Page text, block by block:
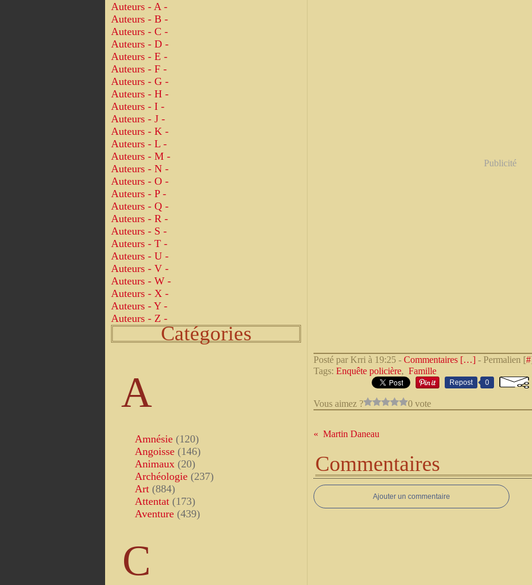
Auteurs - A -
Auteurs - B -
Auteurs - C -
Auteurs - D -
Auteurs - E -
Auteurs - F -
Auteurs - G -
Auteurs - H -
Auteurs - I -
Auteurs - J -
Auteurs - K -
Auteurs - L -
Auteurs - M -
Auteurs - N -
Auteurs - O -
Auteurs - P -
Auteurs - Q -
Auteurs - R -
Auteurs - S -
Auteurs - T -
Auteurs - U -
Auteurs - V -
Auteurs - W -
Auteurs - X -
Auteurs - Y -
Auteurs - Z -
Catégories
A
Amnésie (120)
Angoisse (146)
Animaux (20)
Archéologie (237)
Art (884)
Attentat (173)
Aventure (439)
C
Publicité
Posté par Krri à 19:25 - Commentaires […] - Permalien [#
Tags: Enquête policière, Famille
Repost 0
Vous aimez ? 0 vote
Martin Daneau
Commentaires
Ajouter un commentaire